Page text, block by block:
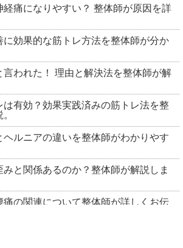
経痛になりやすい？ 整体師が原因を詳
に効果的な筋トレ方法を整体師が分か
言われた！ 理由と解決法を整体師が解
は有効？効果実践済みの筋トレ法を整
ヘルニアの違いを整体師がわかりやす
と関係あるのか？整体師が解説しま
痛の関連について整体師が詳しくお伝